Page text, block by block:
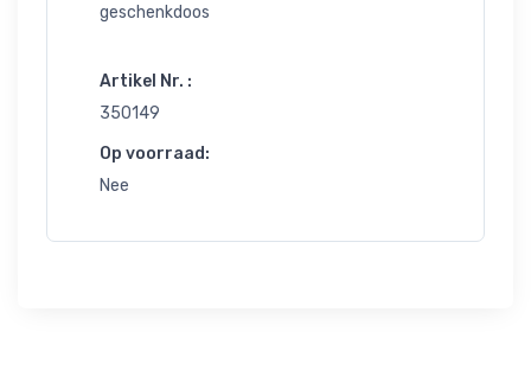
geschenkdoos
Artikel Nr. :
350149
Op voorraad:
Nee